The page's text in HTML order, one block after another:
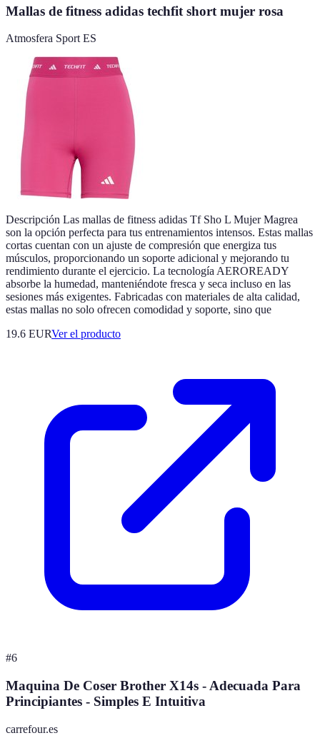
Mallas de fitness adidas techfit short mujer rosa
Atmosfera Sport ES
Descripción Las mallas de fitness adidas Tf Sho L Mujer Magrea
son la opción perfecta para tus entrenamientos intensos. Estas mallas
cortas cuentan con un ajuste de compresión que energiza tus
músculos, proporcionando un soporte adicional y mejorando tu
rendimiento durante el ejercicio. La tecnología AEROREADY
absorbe la humedad, manteniéndote fresca y seca incluso en las
sesiones más exigentes. Fabricadas con materiales de alta calidad,
estas mallas no solo ofrecen comodidad y soporte, sino que
19.6 EURVer el producto
#6
Maquina De Coser Brother X14s - Adecuada Para
Principiantes - Simples E Intuitiva
carrefour.es